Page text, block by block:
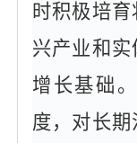
时积极培
兴产业和
增长基础
度，对长